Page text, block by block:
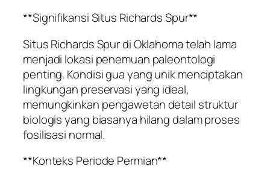
**Signifikansi Situs Richards Spur**
Situs Richards Spur di Oklahoma telah lama
menjadi lokasi penemuan paleontologi
penting. Kondisi gua yang unik menciptakan
lingkungan preservasi yang ideal,
memungkinkan pengawetan detail struktur
biologis yang biasanya hilang dalam proses
fosilisasi normal.
**Konteks Periode Permian**